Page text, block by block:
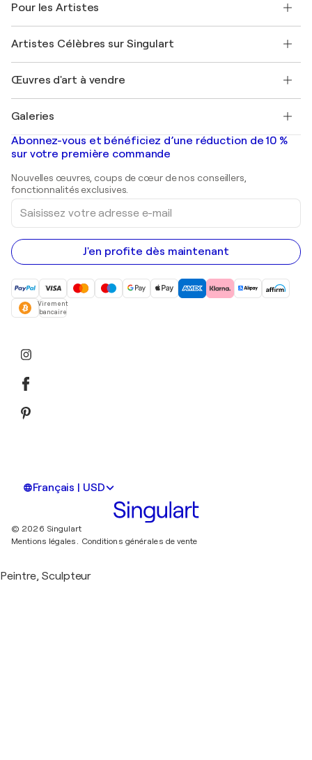
Offrir une carte cadeau
Rejoignez notre programme commercial
Mon compte
+33 1 76 44 06 42
FAQ
Magazine Singulart
Emplois
Découvrez une sélection d'art original
Pour les Artistes
Se connecter en tant qu'Artiste
Artistes Célèbres sur Singulart
Marc Chagall
Banksy
Mr. Brainwash
Shepard Fairey
Œuvres d'art à vendre
Tableaux abstraits à vendre
Peintures de paysage
Estampes
Peintures acryliques
Galeries
Galeries d'art en France
Galeries d'art en Belgique
Abonnez-vous et bénéficiez d’une réduction de 10 %
sur votre première commande
Nouvelles œuvres, coups de cœur de nos conseillers,
fonctionnalités exclusives.
Saisissez
votre
adresse
e-
mail
J'en profite dès maintenant
Virement
bancaire
Français | USD
© 2026 Singulart
Mentions légales.
Conditions générales de vente
Peintre, Sculpteur